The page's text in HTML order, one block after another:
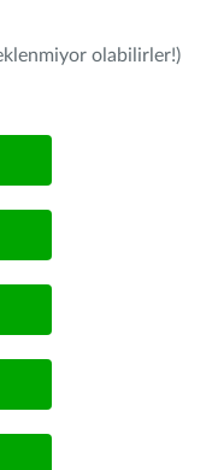
olabilirler!)